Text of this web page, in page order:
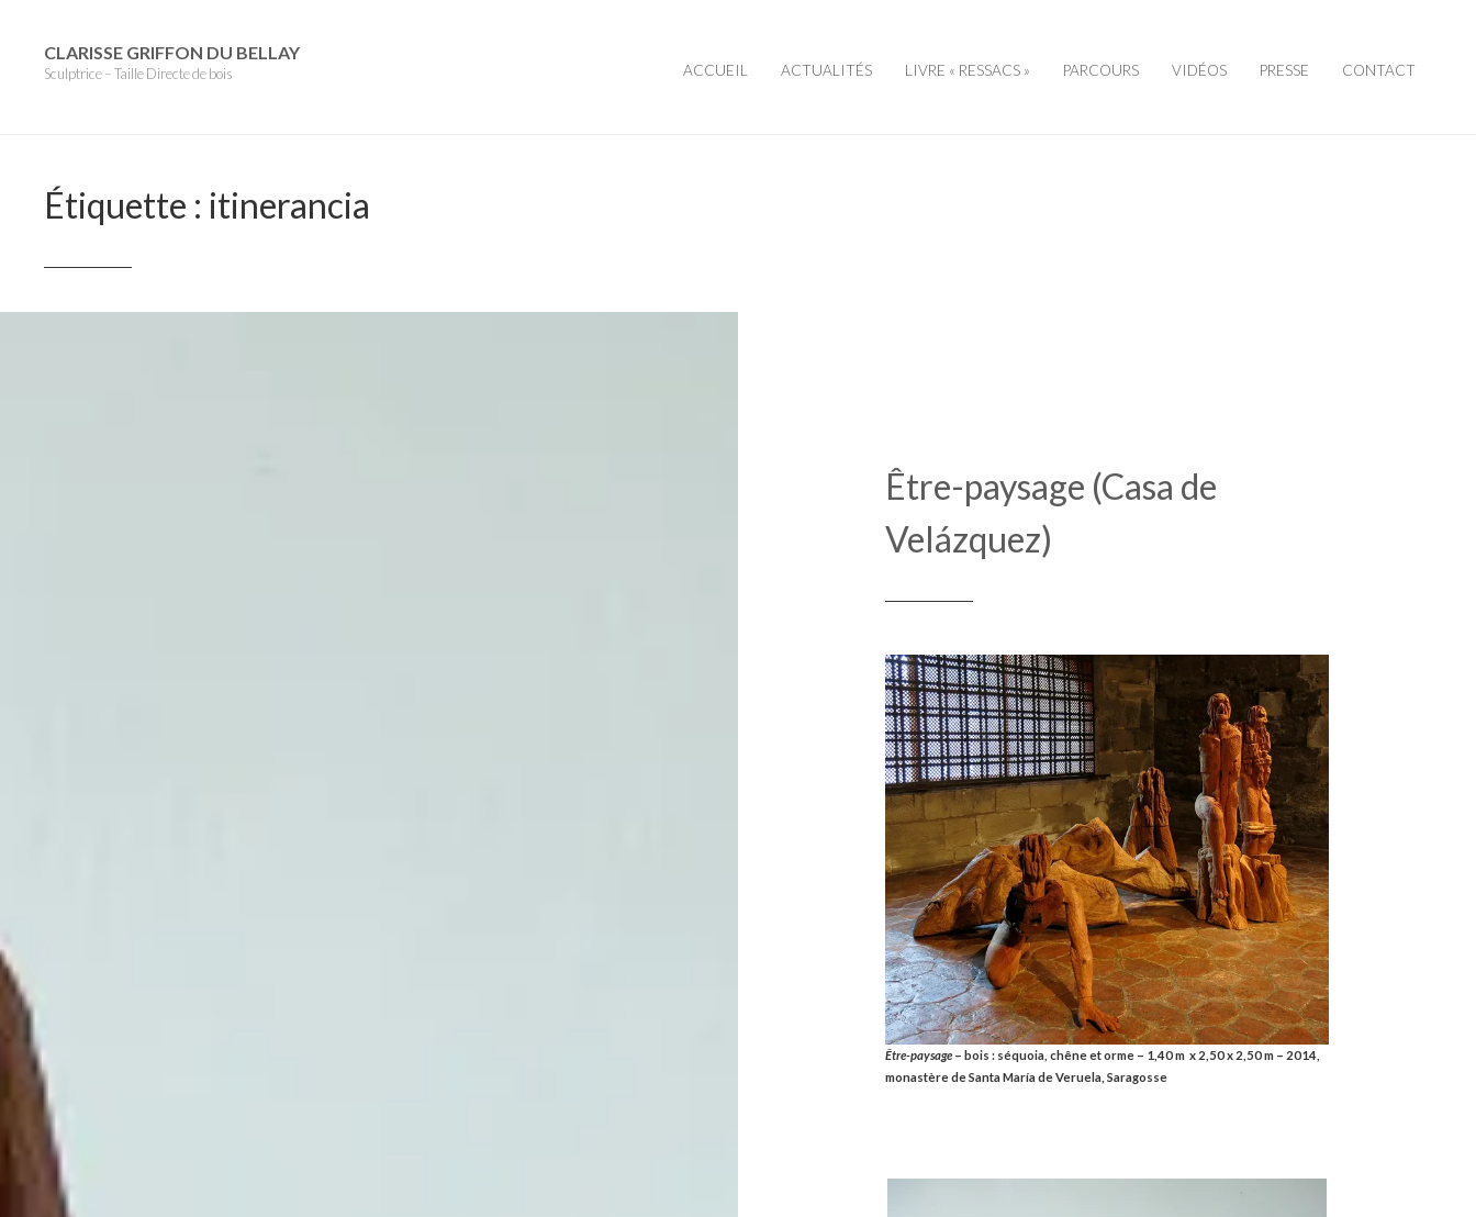
content
CLARISSE GRIFFON DU BELLAY
Sculptrice – Taille Directe de bois ACCUEIL ACTUALITÉS LIVRE « RESSACS » PARCOURS VIDÉOS PRESSE CONTACT
Étiquette : itinerancia
Être-paysage (Casa de
Velázquez)
Être-paysage – bois : séquoia, chêne et orme – 1,40 m x 2,50 x 2,50 m – 2014,
monastère de Santa María de Veruela, Saragosse